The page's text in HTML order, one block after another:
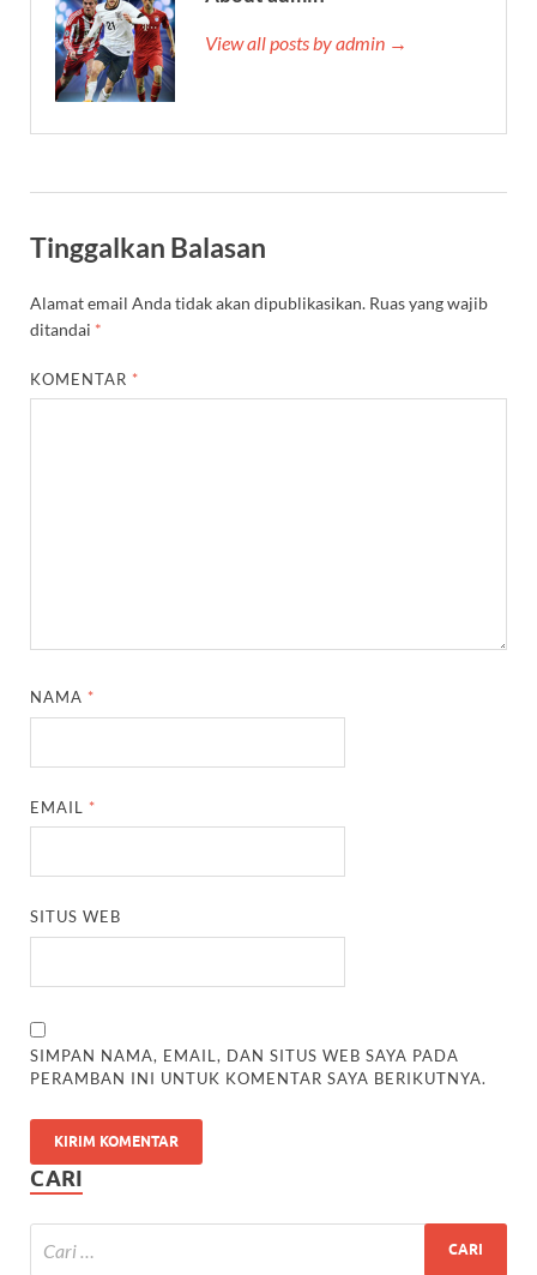
View all posts by admin →
Tinggalkan Balasan
Alamat email Anda tidak akan dipublikasikan. Ruas yang wajib
ditandai *
KOMENTAR *
NAMA *
EMAIL *
SITUS WEB
SIMPAN NAMA, EMAIL, DAN SITUS WEB SAYA PADA
PERAMBAN INI UNTUK KOMENTAR SAYA BERIKUTNYA.
CARI